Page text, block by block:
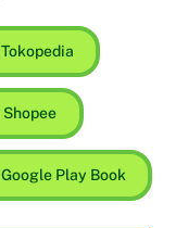
Tokopedia
Shopee
Google Play Book